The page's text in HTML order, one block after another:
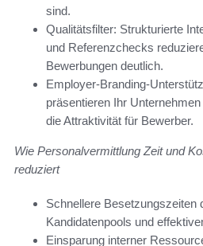
sind.
Qualitätsfilter: Strukturierte
und Referenzchecks
Bewerbungen deutlich.
Employer-Branding-
präsentieren Ihr
die Attraktivität für Bewerber.
Wie Personalvermittlung Zeit und
reduziert
Schnellere Besetzungszeiten
Kandidatenpools und
Einsparung interner